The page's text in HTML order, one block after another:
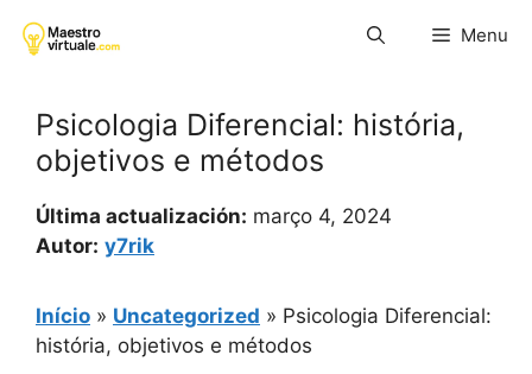
para
Menu
Psicologia Diferencial: história,
objetivos e métodos
Última actualización: março 4, 2024
Autor: y7rik
Início » Uncategorized » Psicologia Diferencial:
história, objetivos e métodos